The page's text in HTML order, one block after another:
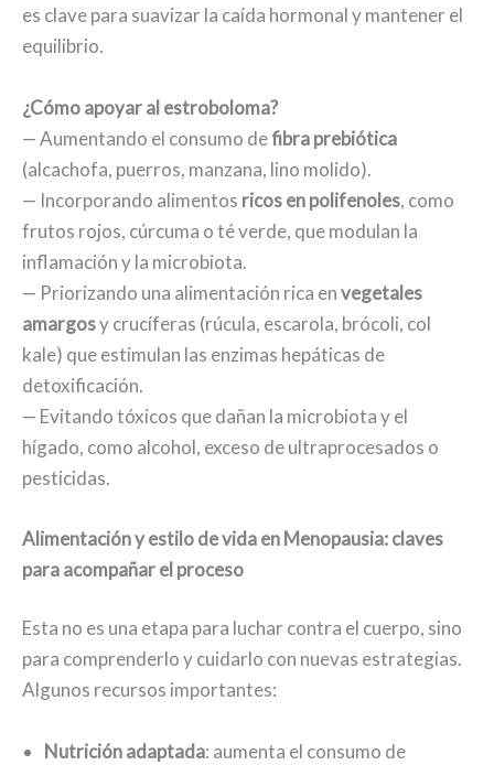
es clave para suavizar la caída hormonal y mantener el
equilibrio.
¿Cómo apoyar al estroboloma?
— Aumentando el consumo defibra prebiótica
(alcachofa, puerros, manzana, lino molido).
— Incorporando alimentos ricos en polifenoles, como
frutos rojos, cúrcuma o té verde, que modulan la
inflamación y la microbiota.
— Priorizando una alimentación rica envegetales
amargosy crucíferas (rúcula, escarola, brócoli, col
kale) que estimulan las enzimas hepáticas de
detoxificación.
— Evitando tóxicos que dañan la microbiota y el
hígado, como alcohol, exceso de ultraprocesados o
pesticidas.
Alimentación y estilo de vida en Menopausia: claves
para acompañar el proceso
Esta no es una etapa para luchar contra el cuerpo, sino
para comprenderlo y cuidarlo con nuevas estrategias.
Algunos recursos importantes:
Nutrición adaptada: aumenta el consumo de